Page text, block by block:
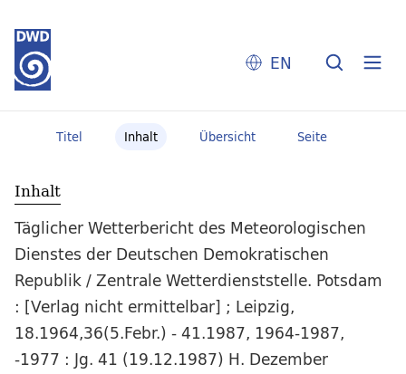
EN
Titel Inhalt Übersicht Seite
Inhalt
Täglicher Wetterbericht des Meteorologischen
Dienstes der Deutschen Demokratischen
Republik / Zentrale Wetterdienststelle. Potsdam
: [Verlag nicht ermittelbar] ; Leipzig,
18.1964,36(5.Febr.) - 41.1987, 1964-1987,
-1977 : Jg. 41 (19.12.1987) H. Dezember